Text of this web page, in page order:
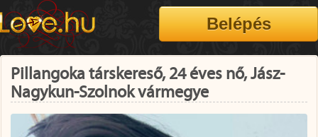
Pillangoka társkereső, 24 éves nő, Jász-
Nagykun-Szolnok vármegye